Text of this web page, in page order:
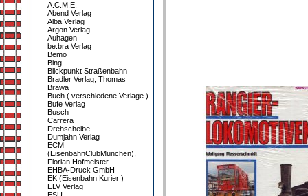
A.C.M.E.
Abend Verlag
Alba Verlag
Argon Verlag
Auhagen
be.bra Verlag
Bemo
Bing
Blickpunkt Straßenbahn
Bradler Verlag, Thomas
Brawa
Buch ( verschiedene Verlage )
Bufe Verlag
Busch
Carrera
Drehscheibe
Dumjahn Verlag
ECM
(EisenbahnClubMünchen),
Florian Hofmeister
EHBA-Druck GmbH
EK (Eisenbahn Kurier )
ELV Verlag